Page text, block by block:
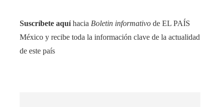
Suscríbete aquí hacia Boletin informativo de EL PAÍS
México y recibe toda la información clave de la actualidad
de este país